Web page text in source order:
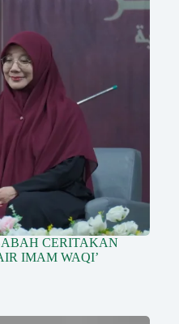
CERITAKAN
IMAM WAQI’